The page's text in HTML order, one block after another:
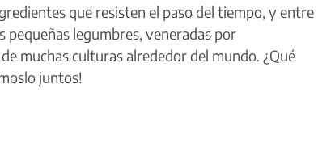
que resisten el paso del tiempo, y entre
pequeñas legumbres, veneradas por
muchas culturas alrededor del mundo. ¿Qué
juntos!